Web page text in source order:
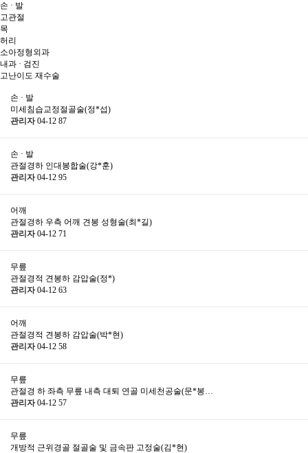
손 · 발
고관절
목
허리
소아정형외과
내과 · 검진
고난이도 재수술
손 · 발
미세침습교정절골술(정*섭)
관리자 04-12 87
손 · 발
관절경하 인대봉합술(강*훈)
관리자 04-12 95
어깨
관절경하 우측 어깨 견봉 성형술(최*길)
관리자 04-12 71
무릎
관절경적 견봉하 감압술(정*)
관리자 04-12 63
어깨
관절경적 견봉하 감압술(박*현)
관리자 04-12 58
무릎
관절경 하 좌측 무릎 내측 대퇴 연골 미세천공술(문*봉…
관리자 04-12 57
무릎
개방적 근위경골 절골술 및 금속판 고정술(김*현)